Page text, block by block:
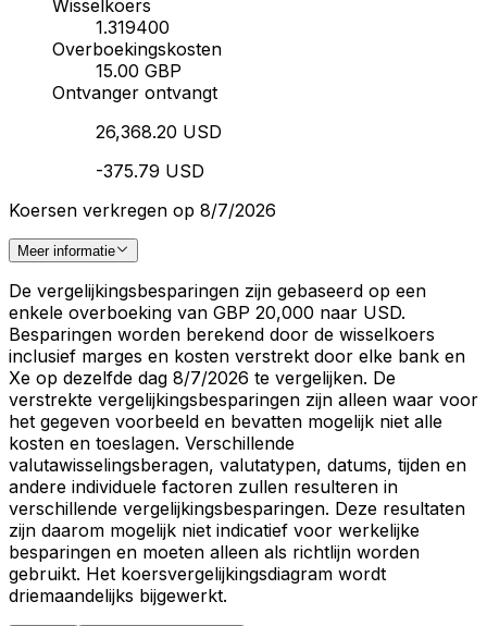
Wisselkoers
1.319400
Overboekingskosten
15.00 GBP
Ontvanger ontvangt
26,368.20 USD
-375.79 USD
Koersen verkregen op 8/7/2026
Meer informatie
De vergelijkingsbesparingen zijn gebaseerd op een
enkele overboeking van GBP 20,000 naar USD.
Besparingen worden berekend door de wisselkoers
inclusief marges en kosten verstrekt door elke bank en
Xe op dezelfde dag 8/7/2026 te vergelijken. De
verstrekte vergelijkingsbesparingen zijn alleen waar voor
het gegeven voorbeeld en bevatten mogelijk niet alle
kosten en toeslagen. Verschillende
valutawisselingsberagen, valutatypen, datums, tijden en
andere individuele factoren zullen resulteren in
verschillende vergelijkingsbesparingen. Deze resultaten
zijn daarom mogelijk niet indicatief voor werkelijke
besparingen en moeten alleen als richtlijn worden
gebruikt. Het koersvergelijkingsdiagram wordt
driemaandelijks bijgewerkt.